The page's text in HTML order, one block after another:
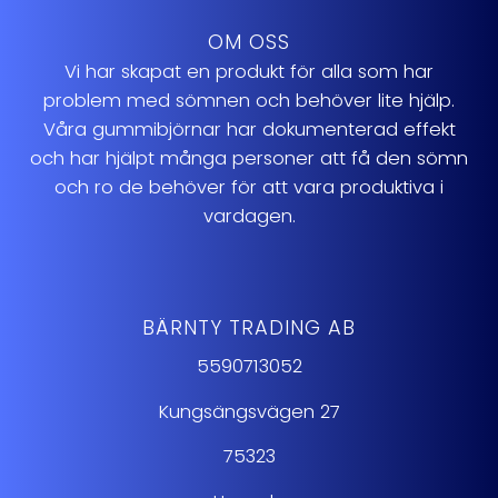
OM OSS
Vi har skapat en produkt för alla som har
problem med sömnen och behöver lite hjälp.
Våra gummibjörnar har dokumenterad effekt
och har hjälpt många personer att få den sömn
och ro de behöver för att vara produktiva i
vardagen.
BÄRNTY TRADING AB
5590713052
Kungsängsvägen 27
75323